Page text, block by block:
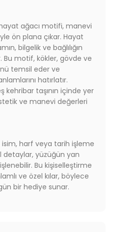
ağacı motifi, manevi
ön plana çıkar. Hayat
bilgelik ve bağlılığın
Bu motif, kökler, gövde ve
temsil eder ve
hatırlatır.
kehribar taşının içinde yer
ve manevi değerleri
isim, harf veya tarih işleme
detaylar, yüzüğün yan
Bu kişiselleştirme
ve özel kılar, böylece
bir hediye sunar.